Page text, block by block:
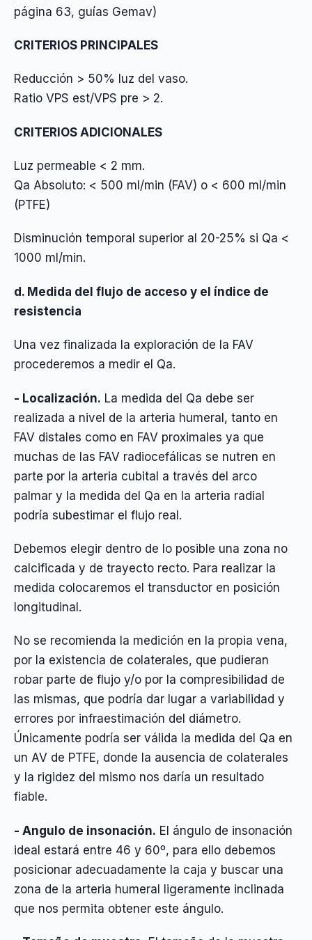
página 63, guías Gemav)
CRITERIOS PRINCIPALES
Reducción > 50% luz del vaso.
Ratio VPS est/VPS pre > 2.
CRITERIOS ADICIONALES
Luz permeable < 2 mm.
Qa Absoluto: < 500 ml/min (FAV) o < 600 ml/min
(PTFE)
Disminución temporal superior al 20-25% si Qa <
1000 ml/min.
d. Medida del flujo de acceso y el índice de
resistencia
Una vez finalizada la exploración de la FAV
procederemos a medir el Qa.
- Localización. La medida del Qa debe ser
realizada a nivel de la arteria humeral, tanto en
FAV distales como en FAV proximales ya que
muchas de las FAV radiocefálicas se nutren en
parte por la arteria cubital a través del arco
palmar y la medida del Qa en la arteria radial
podría subestimar el flujo real.
Debemos elegir dentro de lo posible una zona no
calcificada y de trayecto recto. Para realizar la
medida colocaremos el transductor en posición
longitudinal.
No se recomienda la medición en la propia vena,
por la existencia de colaterales, que pudieran
robar parte de flujo y/o por la compresibilidad de
las mismas, que podría dar lugar a variabilidad y
errores por infraestimación del diámetro.
Únicamente podría ser válida la medida del Qa en
un AV de PTFE, donde la ausencia de colaterales
y la rigidez del mismo nos daría un resultado
fiable.
- Angulo de insonación. El ángulo de insonación
ideal estará entre 46 y 60º, para ello debemos
posicionar adecuadamente la caja y buscar una
zona de la arteria humeral ligeramente inclinada
que nos permita obtener este ángulo.